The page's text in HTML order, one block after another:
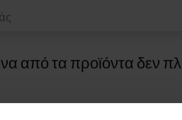
από τα προϊόντα δεν